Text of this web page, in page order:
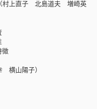
上直子 北島道夫 増崎英
山陽子）